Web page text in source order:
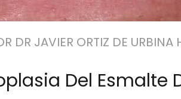
DR JAVIER ORTIZ DE URBINA
Del Esmalte